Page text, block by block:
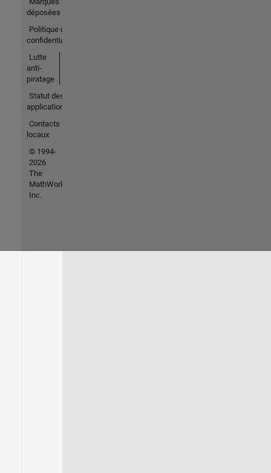
déposées
Politique de
confidentialité
Lutte
anti-
piratage
Statut des
applications
Contacts
locaux
© 1994-
2026
The
MathWorks,
Inc.